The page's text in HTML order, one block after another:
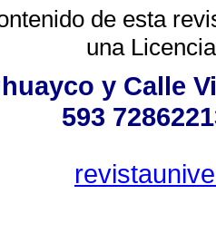
de esta
una
y Calle
593